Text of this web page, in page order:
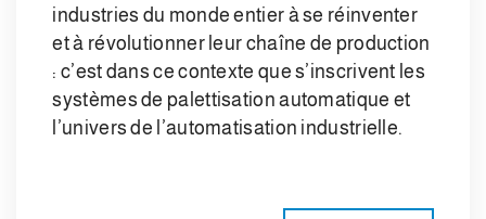
industries du monde entier à se réinventer
et à révolutionner leur chaîne de production
: c’est dans ce contexte que s’inscrivent les
systèmes de palettisation automatique et
l’univers de l’automatisation industrielle.